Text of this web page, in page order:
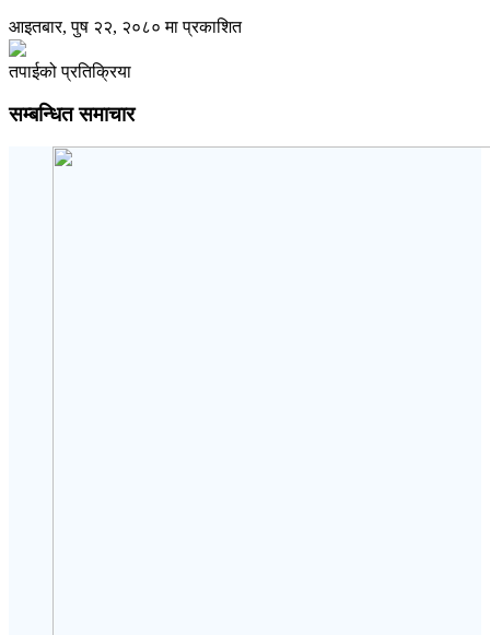
आइतबार, पुष २२, २०८० मा प्रकाशित
तपाईको प्रतिक्रिया
सम्बन्धित समाचार